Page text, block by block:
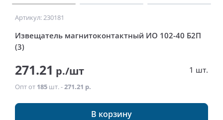
Артикул: 230181
Извещатель магнитоконтактный ИО 102-40 Б2П
(3)
271.21 р./шт 1 шт.
Опт от 185 шт. -271.21 р.
В корзину